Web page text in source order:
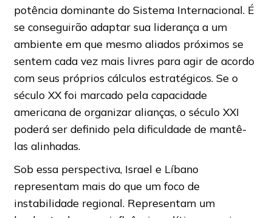
potência dominante do Sistema Internacional. É
se conseguirão adaptar sua liderança a um
ambiente em que mesmo aliados próximos se
sentem cada vez mais livres para agir de acordo
com seus próprios cálculos estratégicos. Se o
século XX foi marcado pela capacidade
americana de organizar alianças, o século XXI
poderá ser definido pela dificuldade de mantê-
las alinhadas.
Sob essa perspectiva, Israel e Líbano
representam mais do que um foco de
instabilidade regional. Representam um